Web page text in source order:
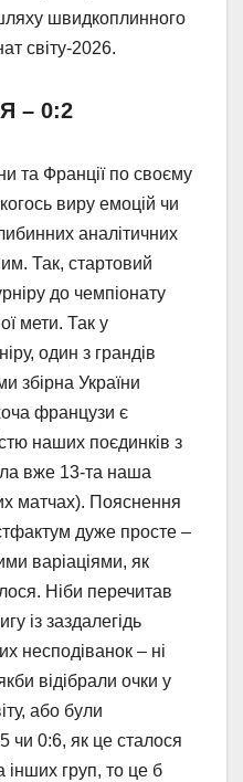
швидкоплинного
світу-2026.
– 0:2
та Франції по своєму
виру емоцій чи
аналітичних
Так, стартовий
до чемпіонату
мети. Так у
один з грандів
збірна України
французи є
наших поєдинків з
вже 13-та наша
матчах). Пояснення
дуже просте –
варіаціями, як
Ніби перечитав
із заздалегідь
несподіванок – ні
відібрали очки у
або були
чи 0:6, як це сталося
інших груп, то це б